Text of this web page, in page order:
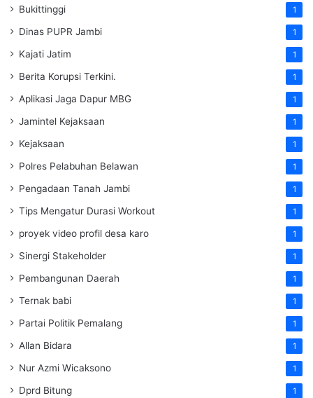
Bukittinggi 1
Dinas PUPR Jambi 1
Kajati Jatim 1
Berita Korupsi Terkini. 1
Aplikasi Jaga Dapur MBG 1
Jamintel Kejaksaan 1
Kejaksaan 1
Polres Pelabuhan Belawan 1
Pengadaan Tanah Jambi 1
Tips Mengatur Durasi Workout 1
proyek video profil desa karo 1
Sinergi Stakeholder 1
Pembangunan Daerah 1
Ternak babi 1
Partai Politik Pemalang 1
Allan Bidara 1
Nur Azmi Wicaksono 1
Dprd Bitung 1